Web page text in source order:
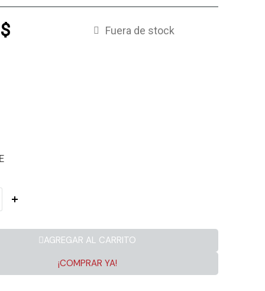
Fuera de stock
AGREGAR AL CARRITO
¡COMPRAR YA!